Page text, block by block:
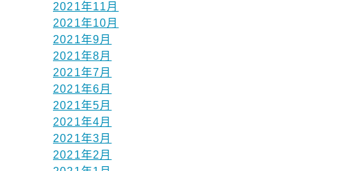
2021年11月
2021年10月
2021年9月
2021年8月
2021年7月
2021年6月
2021年5月
2021年4月
2021年3月
2021年2月